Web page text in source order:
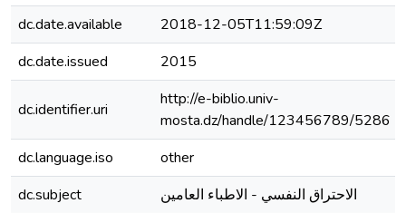
dc.date.available
2018-12-05T11:59:09Z
dc.date.issued
2015
dc.identifier.uri
http://e-biblio.univ-
mosta.dz/handle/123456789/5286
dc.language.iso
other
dc.subject
الاحتراق النفسي - الاطباء العامين